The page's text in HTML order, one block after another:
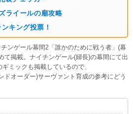
ライールの廟攻略
キング投票！
ンゲール幕間2「誰かのために戦う者」(幕
て掲載。ナイチンゲール(婦長)の幕間にて出
ミックも掲載しているので、
ドオーダー)サーヴァント育成の参考にどう